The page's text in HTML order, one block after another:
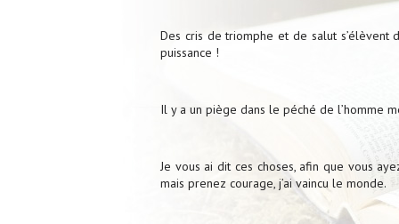
Des cris de triomphe et de salut s’élèvent
puissance !
Il y a un piège dans le péché de l’homme
Je vous ai dit ces choses, afin que vous
mais prenez courage, j’ai vaincu le monde.